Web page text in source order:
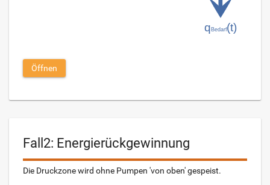
Öffnen
Fall2: Energierückgewinnung
Die Druckzone wird ohne Pumpen 'von oben' gespeist.